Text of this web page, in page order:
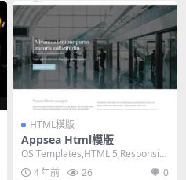
HTML模版
Appsea Html模版
OS Templates,HTML 5,Responsiv
e, 4 Column...
4 年前 26 0